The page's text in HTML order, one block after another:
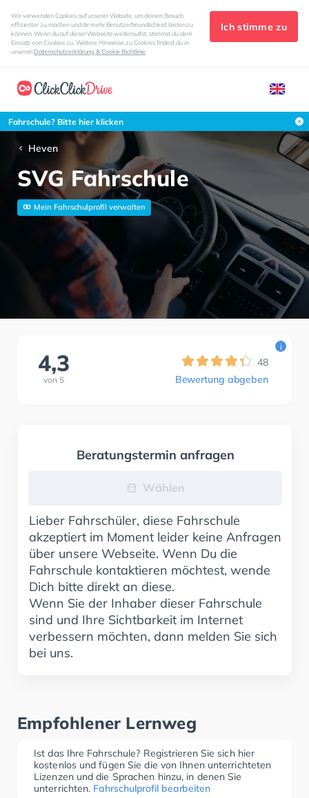
Wir verwenden Cookies auf unserer Website, um deinen Besuch
effizienter zu machen und dir mehr Benutzerfreundlichkeit bieten zu
können. Wenn du auf dieser Webseite weitersurfst, stimmst du dem
Einsatz von Cookies zu. Weitere Hinweise zu Cookies findest du in
unserenDatenschutzerklärung & Cookie Richtlinie
Ich stimme zu
Fahrschule? Bitte hier klicken
Heven
SVG Fahrschule
Mein Fahrschulprofil verwalten
4,3
von 5
48
Bewertung abgeben
i
Beratungstermin anfragen
Wählen
Lieber Fahrschüler, diese Fahrschule
akzeptiert im Moment leider keine Anfragen
über unsere Webseite. Wenn Du die
Fahrschule kontaktieren möchtest, wende
Dich bitte direkt an diese.
Wenn Sie der Inhaber dieser Fahrschule
sind und Ihre Sichtbarkeit im Internet
verbessern möchten, dann melden Sie sich
bei uns.
Empfohlener Lernweg
Ist das Ihre Fahrschule? Registrieren Sie sich hier
kostenlos und fügen Sie die von Ihnen unterrichteten
Lizenzen und die Sprachen hinzu, in denen Sie
unterrichten. Fahrschulprofil bearbeiten